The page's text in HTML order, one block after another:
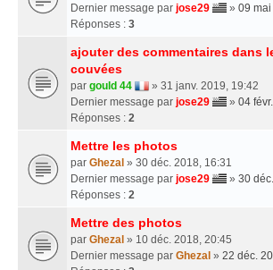
Dernier message par jose29 » 09
Réponses : 3
ajouter des commentaires dans
couvées
par gould 44
» 31 janv. 2019, 19:42
Dernier message par jose29 » 04
Réponses : 2
Mettre les photos
par Ghezal » 30 déc. 2018, 16:31
Dernier message par jose29 » 30
Réponses : 2
Mettre des photos
par Ghezal » 10 déc. 2018, 20:45
Dernier message par Ghezal » 22 déc.